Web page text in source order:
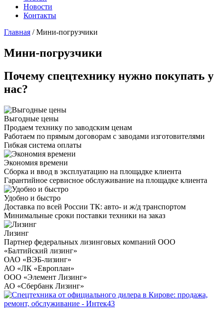
Новости
Контакты
Главная /Мини-погрузчики
Мини-погрузчики
Почему спецтехнику нужно покупать у
нас?
Выгодные цены
Продаем технику по заводским ценам
Работаем по прямым договорам с заводами изготовителями
Гибкая система оплаты
Экономия времени
Сборка и ввод в эксплуатацию на площадке клиента
Гарантийное сервисное обслуживание на площадке клиента
Удобно и быстро
Доставка по всей России ТК: авто- и ж/д транспортом
Минимальные сроки поставки техники на заказ
Лизинг
Партнер федеральных лизинговых компаний ООО
«Балтийский лизинг»
ОАО «ВЭБ-лизинг»
АО «ЛК «Европлан»
ООО «Элемент Лизинг»
АО «Сбербанк Лизинг»